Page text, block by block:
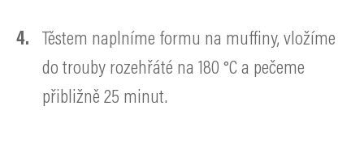
Těstem naplníme formu na muffiny, vložíme
do trouby rozehřáté na 180 °C a pečeme
přibližně 25 minut.